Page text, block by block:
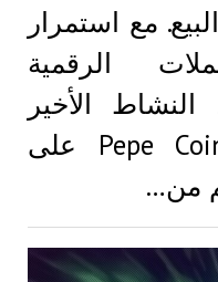
مع استمرار
الرقمية
الأخير
المحيط بـ Pepe Coin (PEPE) على
من…